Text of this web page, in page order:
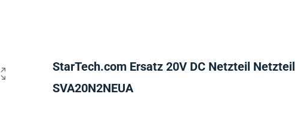
StarTech.com Ersatz 20V DC Netzteil Netzteil
SVA20N2NEUA